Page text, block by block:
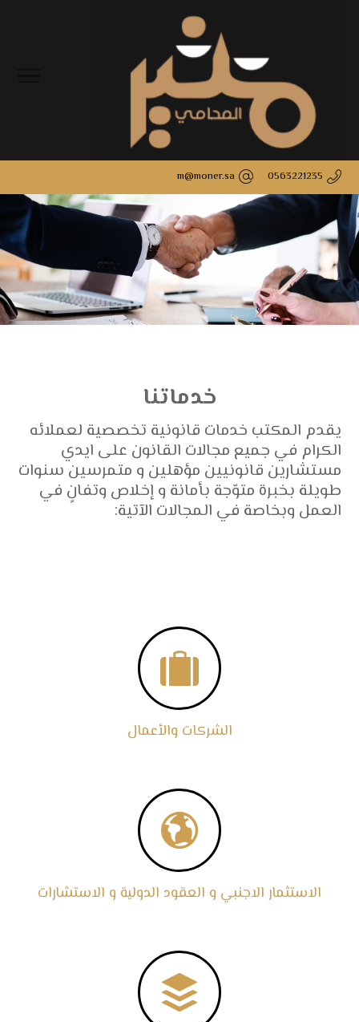
0563221235
m@moner.sa
خدماتنا
يقدم المكتب خدمات قانونية تخصصية لعملائه
الكرام في جميع مجالات القانون على ايدي
مستشارين قانونيين مؤهلين و متمرسين سنوات
طويلة بخبرة متوّجة بأمانة و إخلاص وتفانٍ في
العمل وبخاصة في المجالات الآتية:

الشركات والأعمال

الاستثمار الاجنبي و العقود الدولية و الاستشارات
